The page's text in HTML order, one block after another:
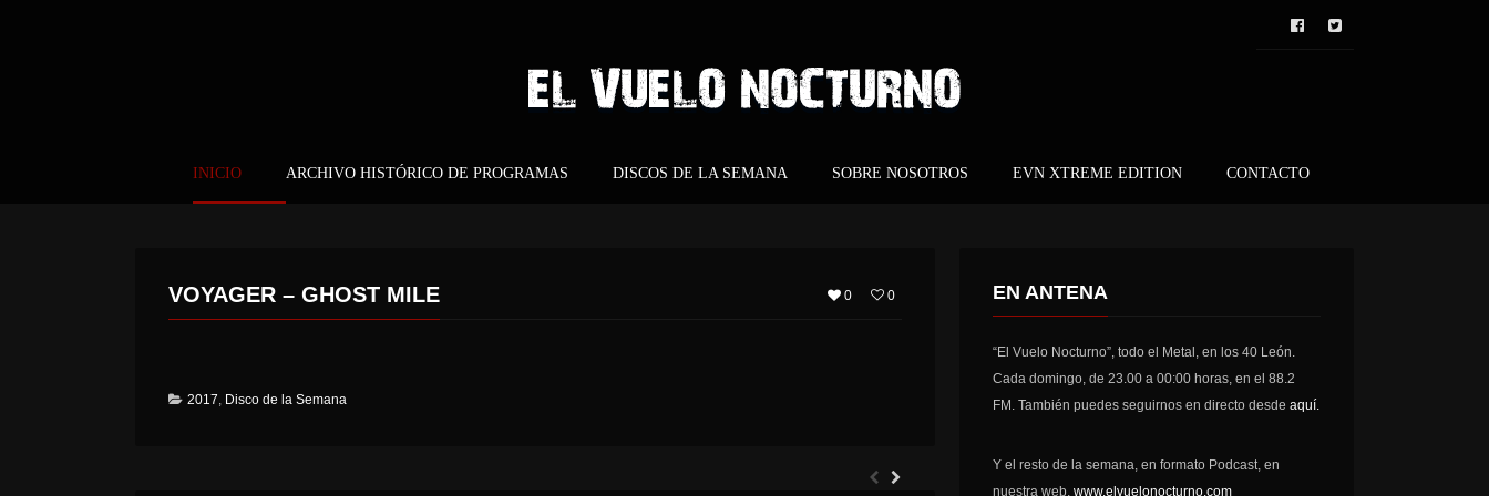
INICIO ARCHIVO HISTÓRICO DE PROGRAMAS DISCOS DE LA SEMANA SOBRE NOSOTROS EVN XTREME EDITION CONTACTO
0 0
VOYAGER – GHOST MILE
2017, Disco de la Semana
EN ANTENA
“El Vuelo Nocturno”, todo el Metal, en los 40 León.
Cada domingo, de 23.00 a 00:00 horas, en el 88.2
FM. También puedes seguirnos en directo desdeaquí.
Y el resto de la semana, en formato Podcast, en
nuestra web,www.elvuelonocturno.com